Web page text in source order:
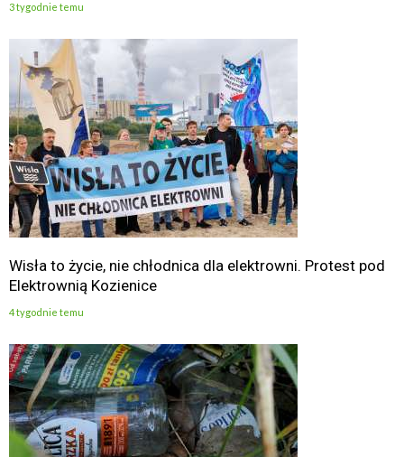
3 tygodnie temu
Wisła to życie, nie chłodnica dla elektrowni. Protest pod
Elektrownią Kozienice
4 tygodnie temu